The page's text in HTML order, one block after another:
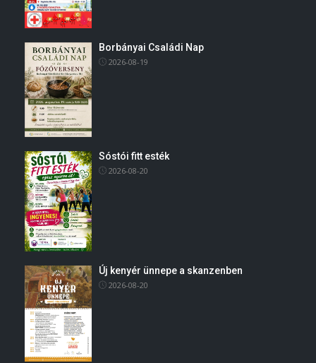
Borbányai Családi Nap
2026-08-19
Sóstói fitt esték
2026-08-20
Új kenyér ünnepe a skanzenben
2026-08-20